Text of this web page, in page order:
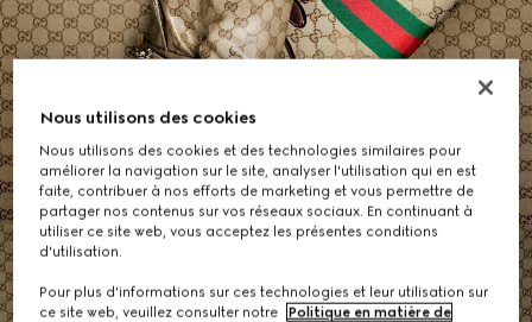
ACHETER
Nous utilisons des cookies
Nous utilisons des cookies et des technologies similaires pour
améliorer la navigation sur le site, analyser l'utilisation qui en est
faite, contribuer à nos efforts de marketing et vous permettre de
partager nos contenus sur vos réseaux sociaux. En continuant à
utiliser ce site web, vous acceptez les présentes conditions
d'utilisation.
Pour plus d'informations sur ces technologies et leur utilisation sur
ce site web, veuillez consulter notre
Politique en matière de